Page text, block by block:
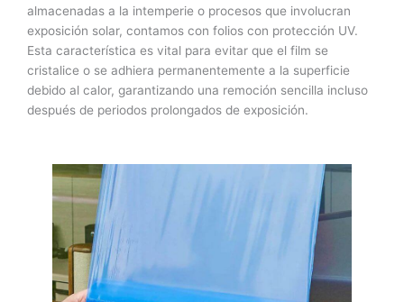
almacenadas a la intemperie o procesos que involucran
exposición solar, contamos con folios con protección UV.
Esta característica es vital para evitar que el film se
cristalice o se adhiera permanentemente a la superficie
debido al calor, garantizando una remoción sencilla incluso
después de periodos prolongados de exposición.